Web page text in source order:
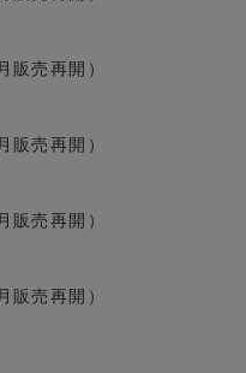
売再開）
売再開）
売再開）
売再開）